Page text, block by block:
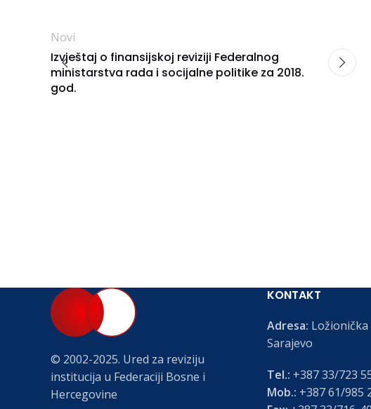
Novi
Izvještaj o finansijskoj reviziji Federalnog
ministarstva rada i socijalne politike za 2018.
god.
© 2002-2025. Ured za reviziju
institucija u Federaciji Bosne i
Hercegovine
KONTAKT
Adresa: Ložionička
Sarajevo
Tel.: +387 33/723
Mob.: +387 61/985